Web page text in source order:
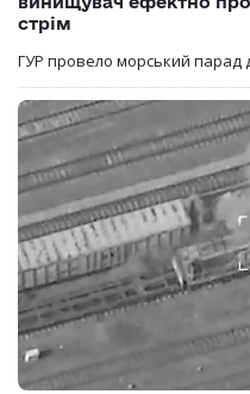
стрім
ГУР провело морський парад